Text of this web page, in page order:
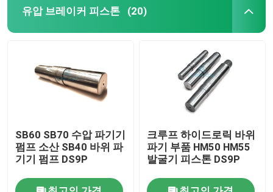
유압 브레이커 피스톤 (20)
SB60 SB70 수압 파기기
펌프 소산 SB40 바위 파
기기 펌프 DS9P
크루프 하이드로릭 바위
파기 부품 HM50 HM55
발굴기 피스톤 DS9P